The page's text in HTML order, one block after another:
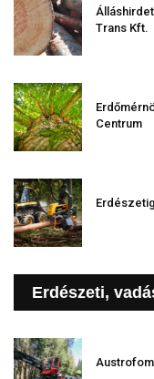
Trans Kft.
Centrum
Erdészeti,